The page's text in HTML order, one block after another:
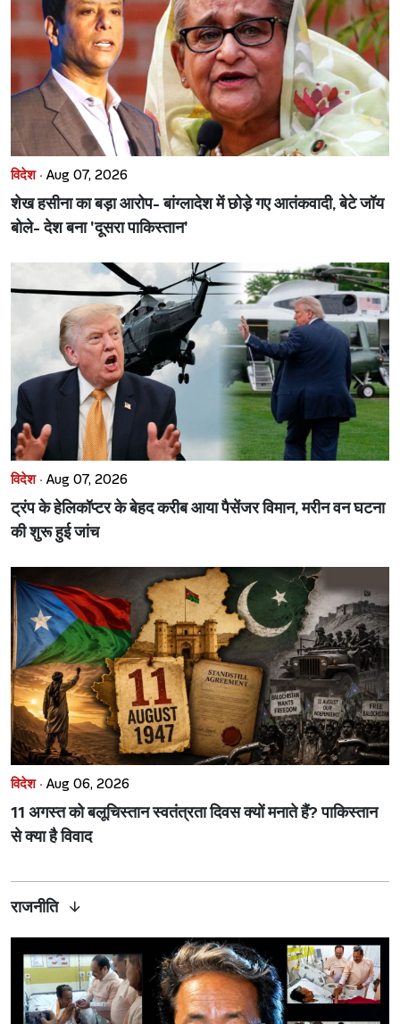
विदेश · Aug 07, 2026
शेख हसीना का बड़ा आरोप- बांग्लादेश में छोड़े गए आतंकवादी, बेटे जॉय
बोले- देश बना 'दूसरा पाकिस्तान'
विदेश · Aug 07, 2026
ट्रंप के हेलिकॉप्टर के बेहद करीब आया पैसेंजर विमान, मरीन वन घटना
की शुरू हुई जांच
विदेश · Aug 06, 2026
11 अगस्त को बलूचिस्तान स्वतंत्रता दिवस क्यों मनाते हैं? पाकिस्तान
से क्या है विवाद
राजनीति